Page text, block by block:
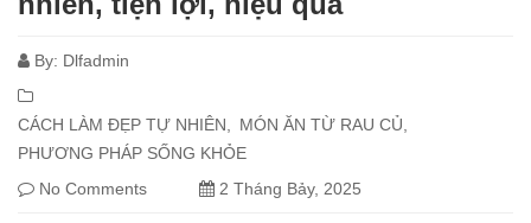
By: Dlfadmin
CÁCH LÀM ĐẸP TỰ NHIÊN
MÓN ĂN TỪ RAU CỦ
PHƯƠNG PHÁP SỐNG KHỎE
No Comments
2 Tháng Bảy, 2025